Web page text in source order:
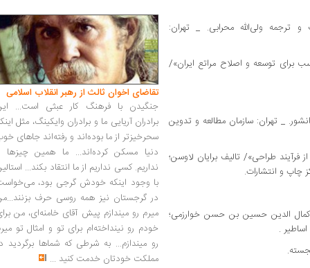
ترجمه ولی‌الله محرابی. _ تهران:
برای توسعه و اصلاح مراتع ایران»/
_ تهران: سازمان مطالعه و تدوین
فرآیند طراحی»/ تالیف برایان لاوسن؛
چاپ و انتشارات.
کمال الدین حسین بن حسن خوارزمی؛
.
تقاضای اخوان ثالث از رهبر انقلاب اسلامی
جنگیدن با فرهنگ کار عبثی است...
برادران آریایی ما و برادران وایکینگ، مثل
سحرخیزتر از ما بوده‌اند و رفته‌اند جاهای
دنیا مسکن کرده‌اند... ما همین چیزها
نداریم. کسی نداریم از ما انتقاد بکند...
با وجود اینکه خودش گرجی بود،
در گرجستان نیز همه روسی حرف
میرم رو میندازم پیش آقای خامنه‌ای، من
خودم رو نینداخته‌ام برای تو و امثال تو
رو میندازم... به شرطی که شماها برگردید
مملکت خودتان خدمت کنید ...